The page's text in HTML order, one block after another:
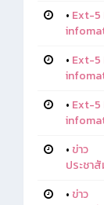
• Ext-5
• Ext-5
• Ext-5
• ข่าว
ประชา
• ข่าว